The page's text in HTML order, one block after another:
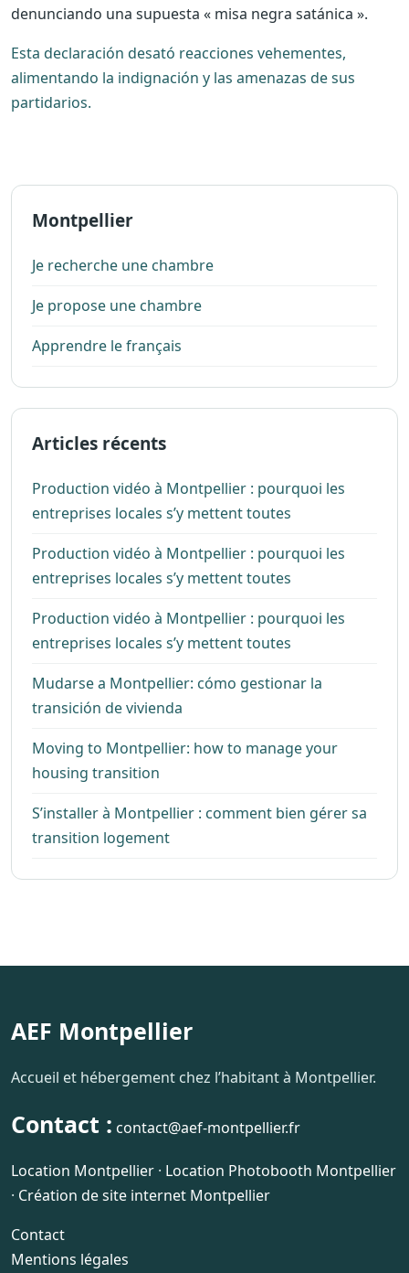
denunciando una supuesta « misa negra satánica ».
Esta declaración desató reacciones vehementes,
alimentando la indignación y las amenazas de sus
partidarios.
Montpellier
Je recherche une chambre
Je propose une chambre
Apprendre le français
Articles récents
Production vidéo à Montpellier : pourquoi les
entreprises locales s’y mettent toutes
Production vidéo à Montpellier : pourquoi les
entreprises locales s’y mettent toutes
Production vidéo à Montpellier : pourquoi les
entreprises locales s’y mettent toutes
Mudarse a Montpellier: cómo gestionar la
transición de vivienda
Moving to Montpellier: how to manage your
housing transition
S’installer à Montpellier : comment bien gérer sa
transition logement
AEF Montpellier
Accueil et hébergement chez l’habitant à Montpellier.
Contact : contact@aef-montpellier.fr
Location Montpellier · Location Photobooth Montpellier
· Création de site internet Montpellier
Contact
Mentions légales